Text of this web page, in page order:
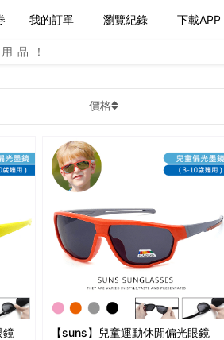
我的訂單 瀏覽紀錄 下載APP
品！
價格
鏡
【suns】兒童運動休閒偏光眼鏡